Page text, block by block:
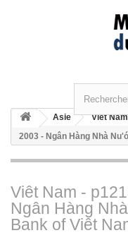
Asie Viêt Nam
2003 - Ngân Hàng Nhà
Viêt Nam -
Ngân Hàng
Bank of Viêt